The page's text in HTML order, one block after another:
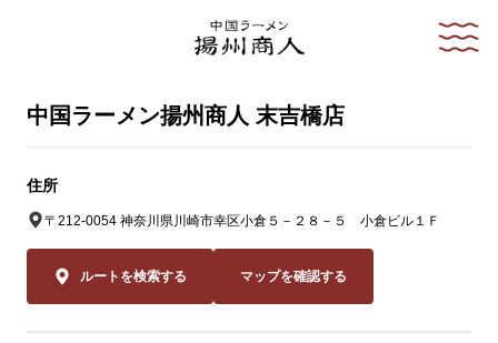
中国ラーメン揚州商人 末吉橋店
住所
〒212-0054 神奈川県川崎市幸区小倉５－２８－５ 小倉ビル１Ｆ
ルートを検索する マップを確認する